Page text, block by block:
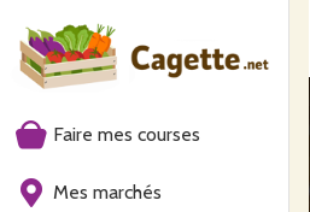
Faire mes courses
Mes marchés